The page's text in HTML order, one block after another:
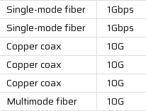
Single-mode fiber 1Gbps
Single-mode fiber 1Gbps
Copper coax 10G
Copper coax 10G
Copper coax 10G
Multimode fiber 10G